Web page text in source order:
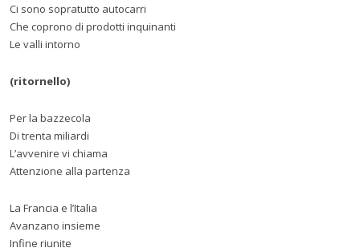
Ci sono sopratutto autocarri
Che coprono di prodotti inquinanti
Le valli intorno
(ritornello)
Per la bazzecola
Di trenta miliardi
L’avvenire vi chiama
Attenzione alla partenza
La Francia e l’Italia
Avanzano insieme
Infine riunite